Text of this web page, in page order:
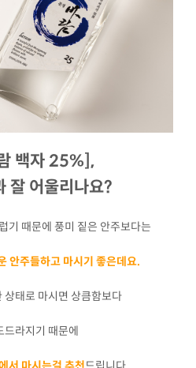
백자 25%],
잘 어울리나요?
기 때문에 풍미 짙은 안주보다는
안주들하고 마시기 좋은데요.
상태로 마시면 상큼함보다
드라지기 때문에